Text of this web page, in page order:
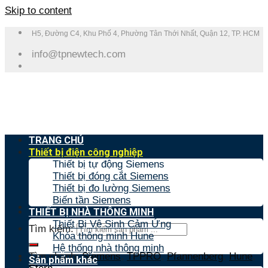
Skip to content
H5, Đường C4, Khu Phố 4, Phường Tân Thới Nhất, Quận 12, TP. HCM
info@tpnewtech.com
Tìm kiếm:
Tìm nhanh:Siemens,TPPRO,Pfannenberg,Hune,
TRANG CHỦ
Thiết bị điện công nghiệp
Thiết bị tự động Siemens
Thiết bị đóng cắt Siemens
Thiết bị đo lường Siemens
Biến tần Siemens
THIẾT BỊ NHÀ THÔNG MINH
Thiết Bị Vệ Sinh Cảm Ứng
Khóa thông minh Hune
Hệ thống nhà thông minh
Sản phẩm khác